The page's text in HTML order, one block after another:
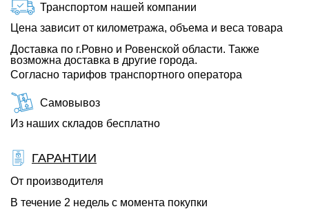
Транспортом нашей компании
Цена зависит от километража, объема и веса товара
Доставка по г.Ровно и Ровенской области. Также
возможна доставка в другие города.
Согласно тарифов транспортного оператора
Самовывоз
Из наших складов бесплатно
ГАРАНТИИ
От производителя
В течение 2 недель с момента покупки